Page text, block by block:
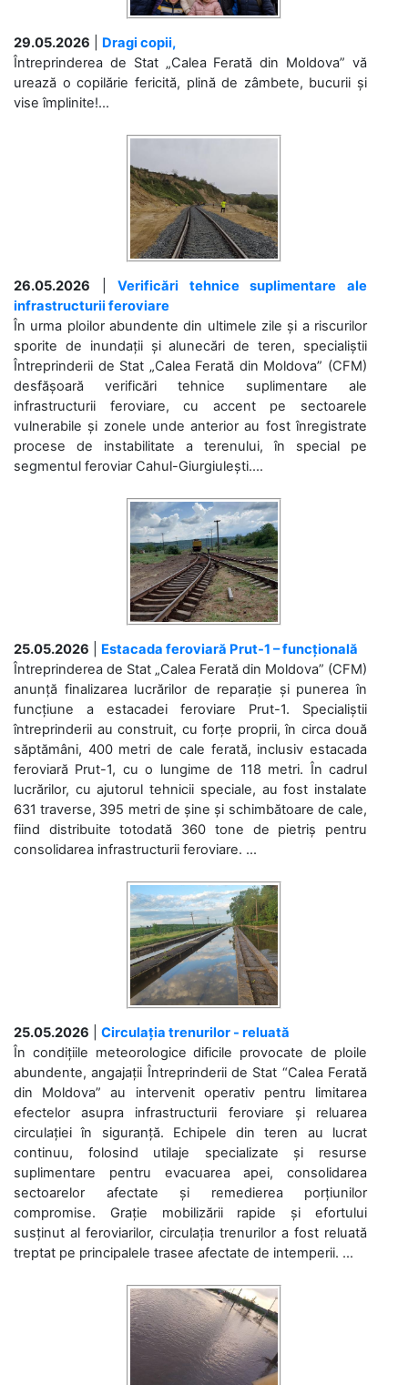
29.05.2026
Dragi copii,
Întreprinderea de Stat „Calea Ferată din Moldova” vă
urează o copilărie fericită, plină de zâmbete, bucurii și
vise împlinite!...
26.05.2026 |Verificări tehnice suplimentare ale
infrastructurii feroviare
În urma ploilor abundente din ultimele zile și a riscurilor
sporite de inundații și alunecări de teren, specialiștii
Întreprinderii de Stat „Calea Ferată din Moldova” (CFM)
desfășoară verificări tehnice suplimentare ale
infrastructurii feroviare, cu accent pe sectoarele
vulnerabile și zonele unde anterior au fost înregistrate
procese de instabilitate a terenului, în special pe
segmentul feroviar Cahul-Giurgiulești....
25.05.2026
Estacada feroviară Prut-1 – funcțională
Întreprinderea de Stat „Calea Ferată din Moldova” (CFM)
anunță finalizarea lucrărilor de reparație și punerea în
funcțiune a estacadei feroviare Prut-1. Specialiștii
întreprinderii au construit, cu forțe proprii, în circa două
săptămâni, 400 metri de cale ferată, inclusiv estacada
feroviară Prut-1, cu o lungime de 118 metri. În cadrul
lucrărilor, cu ajutorul tehnicii speciale, au fost instalate
631 traverse, 395 metri de șine și schimbătoare de cale,
fiind distribuite totodată 360 tone de pietriș pentru
consolidarea infrastructurii feroviare. ...
25.05.2026
Circulația trenurilor - reluată
În condițiile meteorologice dificile provocate de ploile
abundente, angajații Întreprinderii de Stat “Calea Ferată
din Moldova” au intervenit operativ pentru limitarea
efectelor asupra infrastructurii feroviare și reluarea
circulației în siguranță. Echipele din teren au lucrat
continuu, folosind utilaje specializate și resurse
suplimentare pentru evacuarea apei, consolidarea
sectoarelor afectate și remedierea porțiunilor
compromise. Grație mobilizării rapide și efortului
susținut al feroviarilor, circulația trenurilor a fost reluată
treptat pe principalele trasee afectate de intemperii. ...